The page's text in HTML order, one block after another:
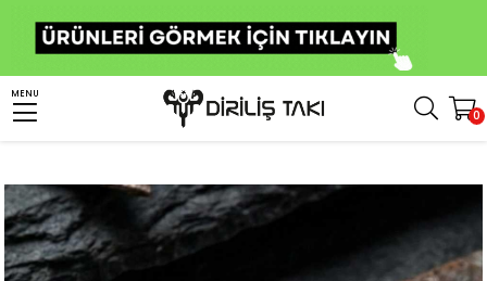
MENU
0
Erkek Gümüş Yüzük
Kayı Boyu Armalı Mineli Gümüş Erkek Yüzük